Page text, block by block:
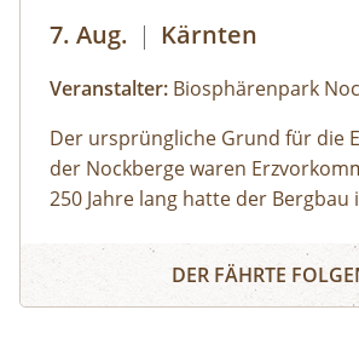
7. Aug. | Kärnten
Veranstalter: Biosphärenpark
Der ursprüngliche Grund für die
der Nockberge waren
250 Jahre lang hatte der Bergbau
Eisengewinnung infolge
spielte die Berglandwirtschaft als
Auf den Spuren des Bergbaus -
DER FÄHRTE